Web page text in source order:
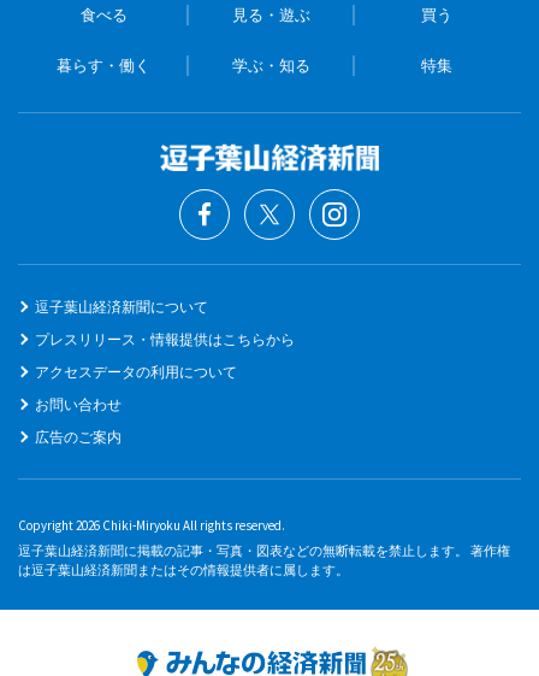
食べる 見る・遊ぶ 買う
暮らす・働く 学ぶ・知る 特集
逗子葉山経済新聞について
プレスリリース・情報提供はこちらから
アクセスデータの利用について
お問い合わせ
広告のご案内
Copyright 2026 Chiki-Miryoku All rights reserved.
逗子葉山経済新聞に掲載の記事・写真・図表などの無断転載を禁止します。 著作権
は逗子葉山経済新聞またはその情報提供者に属します。